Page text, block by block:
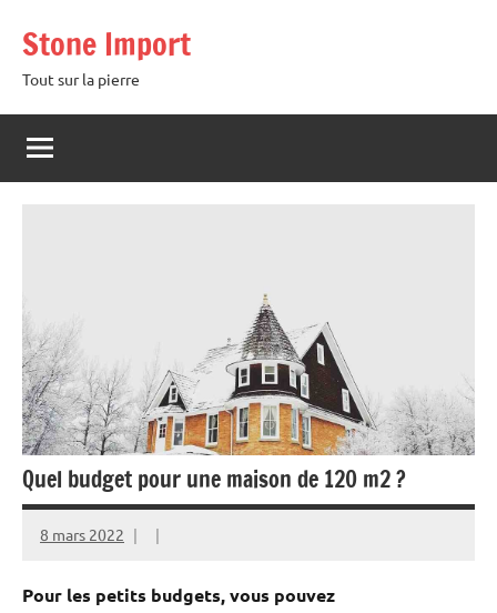
contenu
Stone Import
Tout sur la pierre
Quel budget pour une maison de 120 m2 ?
8 mars 2022
Pour les petits budgets, vous pouvez